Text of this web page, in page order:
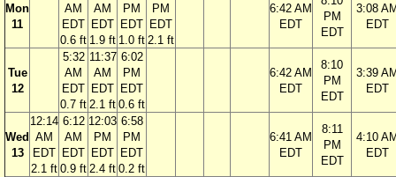
Mon
11
AM
EDT
0.6 ft
AM
EDT
1.9 ft
PM
EDT
1.0 ft
PM
EDT
2.1 ft
6:42 AM
EDT
PM
EDT
3:08
EDT
Tue
12
5:32
AM
EDT
0.7 ft
11:37
AM
EDT
2.1 ft
6:02
PM
EDT
0.6 ft
6:42 AM
EDT
8:10
PM
EDT
3:39
EDT
Wed
13
12:14
AM
EDT
2.1 ft
6:12
AM
EDT
0.9 ft
12:03
PM
EDT
2.4 ft
6:58
PM
EDT
0.2 ft
6:41 AM
EDT
8:11
PM
EDT
4:10
EDT